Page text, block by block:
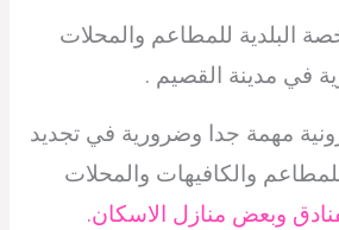
البلدية للمطاعم والمحلات
في مدينة القصيم .
مهمة جدا وضرورية في تجديد
والكافيهات والمحلات
وبعض منازل الاسكان.